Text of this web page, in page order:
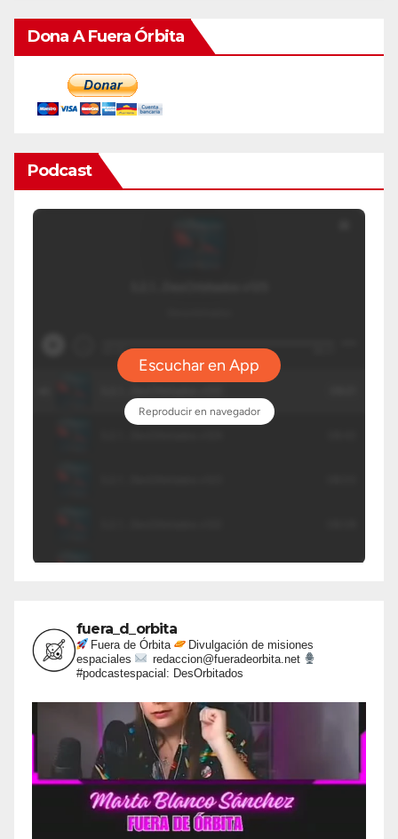
Dona A Fuera Órbita
Podcast
fuera_d_orbita
Fuera de Órbita
Divulgación de misiones
espaciales
redaccion@fueradeorbita.net
#podcastespacial: DesOrbitados